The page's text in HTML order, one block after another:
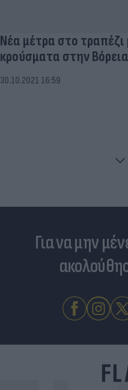
Νέα μέτρα στο
κρούσματα στην
30.10.2021 16:59
Για να μην